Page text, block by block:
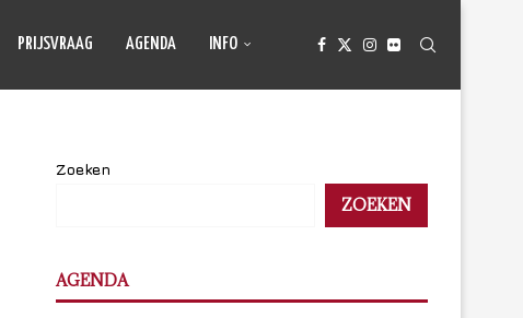
PRIJSVRAAG AGENDA INFO
Zoeken
ZOEKEN
AGENDA